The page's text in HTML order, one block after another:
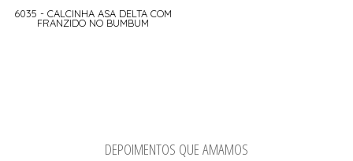
6035 - CALCINHA ASA DELTA COM
FRANZIDO NO BUMBUM
DEPOIMENTOS QUE AMAMOS